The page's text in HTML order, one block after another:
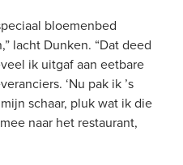
bloemenbed
lacht Dunken. “Dat deed
ik uitgaf aan eetbare
‘Nu pak ik ’s
schaar, pluk wat ik die
naar het restaurant,